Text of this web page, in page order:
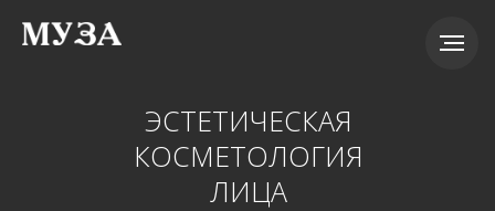
ЭСТЕТИЧЕСКАЯ
КОСМЕТОЛОГИЯ
ЛИЦА